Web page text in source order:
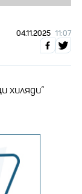
04.11.2025 11:07
хиляди“